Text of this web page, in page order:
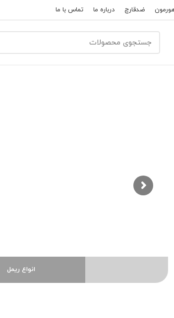
ضدقارچ درباره ما تماس با ما
انواع ریمل